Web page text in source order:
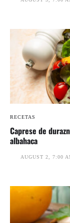
RECETAS
Caprese de
albahaca
AUGUST 2, 7:00